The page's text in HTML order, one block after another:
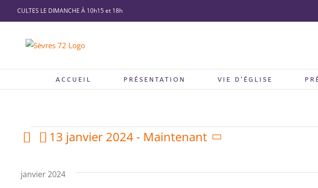
Passer
au
CULTES LE DIMANCHE À 10h15 et 18h
ACCUEIL PRÉSENTATION VIE D’ÉGLISE
Évènements
13 janvier 2024 - Maintenant
date.
janvier 2024